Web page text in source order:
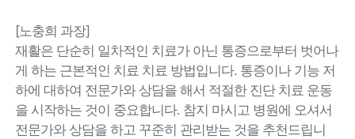
[노충희 과장]
재활은 단순히 일차적인 치료가 아닌 통증으로부터 벗어나
게 하는 근본적인 치료 치료 방법입니다. 통증이나 기능 저
하에 대하여 전문가와 상담을 해서 적절한 진단 치료 운동
을 시작하는 것이 중요합니다. 참지 마시고 병원에 오셔서
전문가와 상담을 하고 꾸준히 관리받는 것을 추천드립니